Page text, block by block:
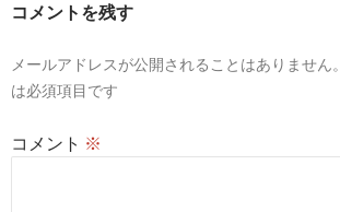
ョ
コメントを残す
メールアドレスが公開されることはありません。
は必須項目です
コメント ※